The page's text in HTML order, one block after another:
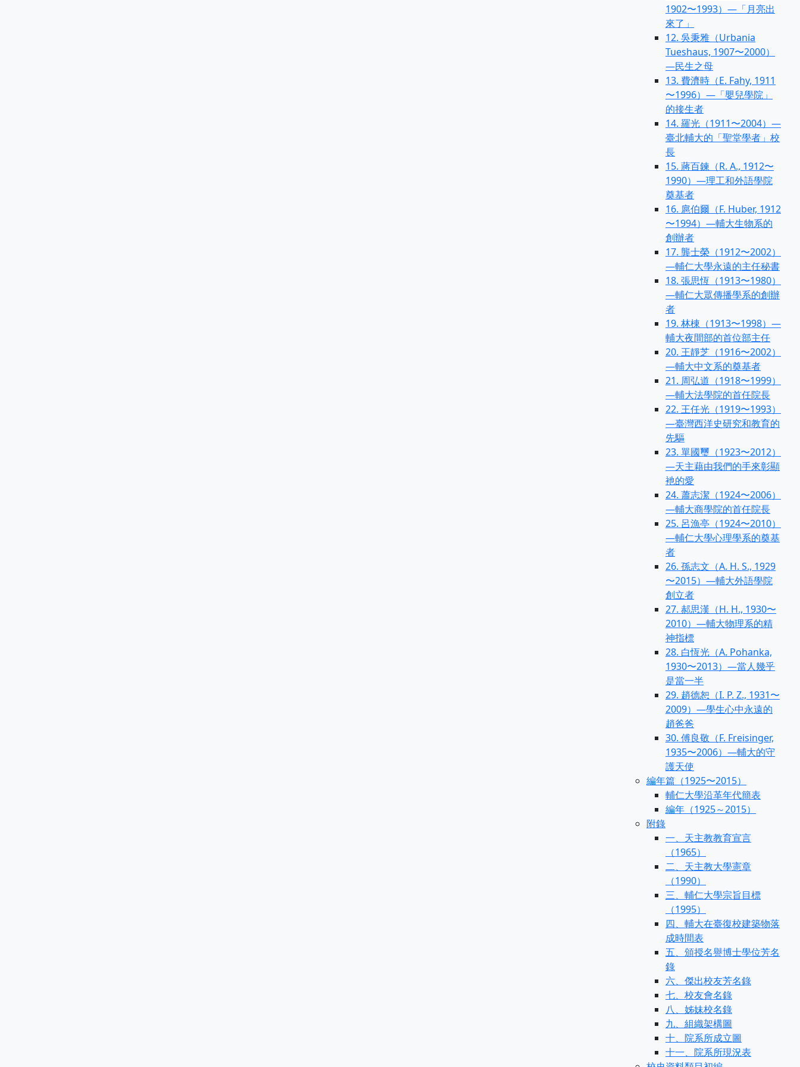
1902〜1993）—「月亮出
來了」
12. 吳秉雅（Urbania
Tueshaus, 1907〜2000）
—民生之母
13. 費濟時（E. Fahy, 1911
〜1996）—「嬰兒學院」
的接生者
14. 羅光（1911〜2004）—
臺北輔大的「聖堂學者」校
長
15. 蔣百鍊（R. A., 1912〜
1990）—理工和外語學院
奠基者
16. 扈伯爾（F. Huber, 1912
〜1994）—輔大生物系的
創辦者
17. 龔士榮（1912〜2002）
—輔仁大學永遠的主任秘書
18. 張思恆（1913〜1980）
—輔仁大眾傳播學系的創辦
者
19. 林棟（1913〜1998）—
輔大夜間部的首位部主任
20. 王靜芝（1916〜2002）
—輔大中文系的奠基者
21. 周弘道（1918〜1999）
—輔大法學院的首任院長
22. 王任光（1919〜1993）
—臺灣西洋史研究和教育的
先驅
23. 單國璽（1923〜2012）
—天主藉由我們的手來彰顯
衪的愛
24. 蕭志潔（1924〜2006）
—輔大商學院的首任院長
25. 呂漁亭（1924〜2010）
—輔仁大學心理學系的奠基
者
26. 孫志文（A. H. S., 1929
〜2015）—輔大外語學院
創立者
27. 郝思漢（H. H., 1930〜
2010）—輔大物理系的精
神指標
28. 白恆光（A. Pohanka,
1930〜2013）—當人幾乎
是當一半
29. 趙德恕（I. P. Z., 1931〜
2009）—學生心中永遠的
趙爸爸
30. 傅良敬（F. Freisinger,
1935〜2006）—輔大的守
護天使
編年篇（1925〜2015）
輔仁大學沿革年代簡表
編年（1925～2015）
附錄
一、天主教教育宣言
（1965）
二、天主教大學憲章
（1990）
三、輔仁大學宗旨目標
（1995）
四、輔大在臺復校建築物落
成時間表
五、頒授名譽博士學位芳名
錄
六、傑出校友芳名錄
七、校友會名錄
八、姊妹校名錄
九、組織架構圖
十、院系所成立圖
十一、院系所現況表